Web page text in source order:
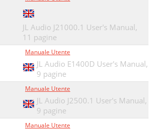
JL Audio J21000.1 User's Manual,
11 pagine
Manuale Utente
JL Audio E1400D User's Manual,
9 pagine
Manuale Utente
JL Audio J2500.1 User's Manual,
9 pagine
Manuale Utente